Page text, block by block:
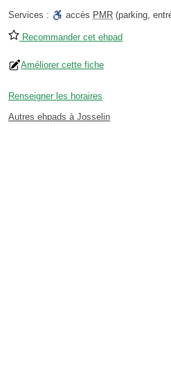
Services : accès PMR (parking,
Recommander cet ehpad
Améliorer cette fiche
Renseigner les horaires
Autres ehpads à Josselin